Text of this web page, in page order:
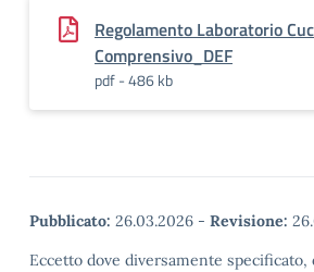
Regolamento Laboratorio
Comprensivo_DEF
pdf - 486 kb
Pubblicato: 26.03.2026 - Revisione:
Eccetto dove diversamente specificato,